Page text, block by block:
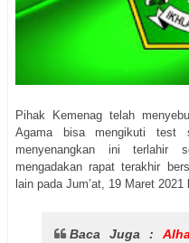
Pihak Kemenag telah
Agama bisa mengikuti test
menyenangkan ini terlahir
mengadakan rapat terakhir
lain pada Jum’at, 19 Maret 2021
Baca Juga :